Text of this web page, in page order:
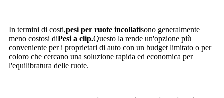
In termini di costi,pesi per ruote incollatisono generalmente
meno costosi diPesi a clip.Questo la rende un'opzione più
conveniente per i proprietari di auto con un budget limitato o per
coloro che cercano una soluzione rapida ed economica per
l'equilibratura delle ruote.